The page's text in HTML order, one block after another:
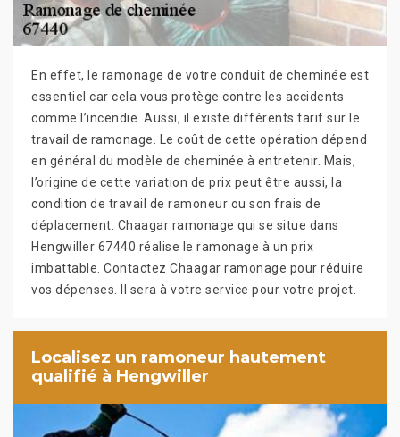
En effet, le ramonage de votre conduit de cheminée est
essentiel car cela vous protège contre les accidents
comme l’incendie. Aussi, il existe différents tarif sur le
travail de ramonage. Le coût de cette opération dépend
en général du modèle de cheminée à entretenir. Mais,
l’origine de cette variation de prix peut être aussi, la
condition de travail de ramoneur ou son frais de
déplacement. Chaagar ramonage qui se situe dans
Hengwiller 67440 réalise le ramonage à un prix
imbattable. Contactez Chaagar ramonage pour réduire
vos dépenses. Il sera à votre service pour votre projet.
Localisez un ramoneur hautement
qualifié à Hengwiller